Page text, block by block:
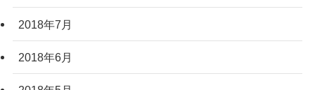
2018年7月
2018年6月